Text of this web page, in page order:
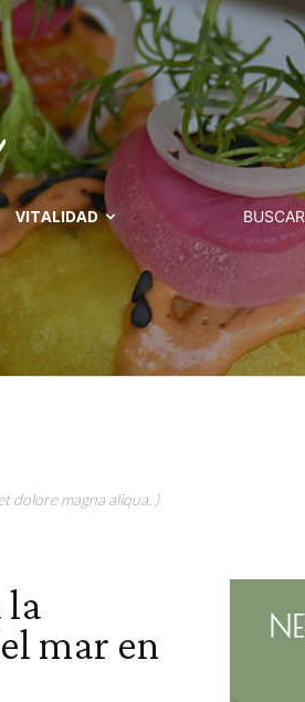
VITALIDAD BUSCAR
dolore magna aliqua. )
la
mar en